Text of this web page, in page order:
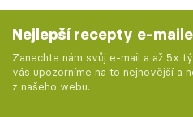
Nejlepší recepty e-
Zanechte nám svůj e-mail a až 5x
vás upozorníme na to nejnovější a
z našeho webu.